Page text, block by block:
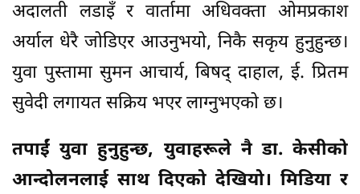
अदालती लडाइँ र वार्तामा अधिवक्ता ओमप्रकाश
अर्याल धेरै जोडिएर आउनुभयो, निकै सकृय हुनुहुन्छ।
युवा पुस्तामा सुमन आचार्य, बिषद् दाहाल, ई. प्रितम
सुवेदी लगायत सक्रिय भएर लाग्नुभएको छ।
तपाईं युवा हुनुहुन्छ, युवाहरूले नै डा. केसीको
आन्दोलनलाई साथ दिएको देखियो। मिडिया र